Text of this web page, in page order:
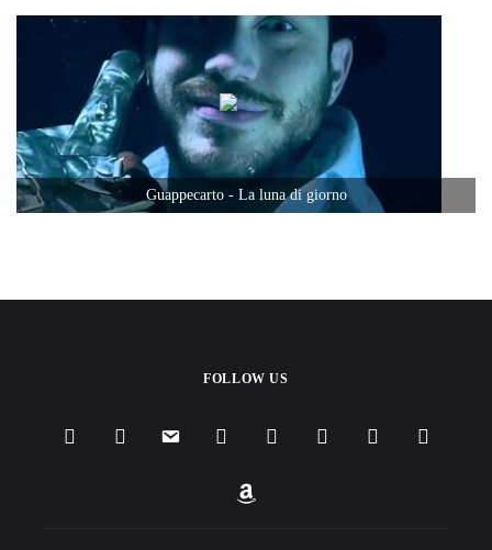
FOLLOW US
facebook instagram email youtube soundcloudspotify apple deezer
amazon